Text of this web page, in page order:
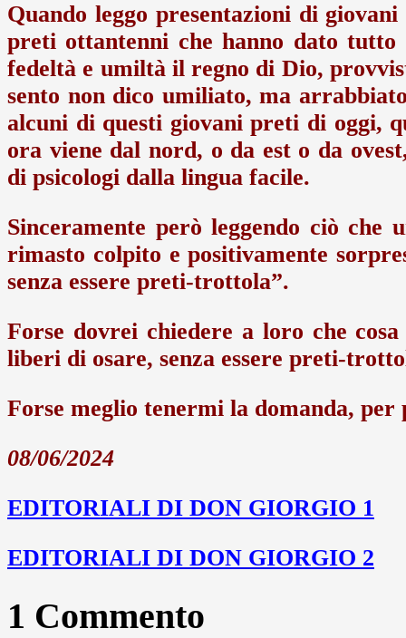
Quando leggo presentazioni di
preti ottantenni che hanno dato
fedeltà e umiltà il regno di Dio,
sento non dico umiliato, ma
alcuni di questi giovani preti di oggi,
ora viene dal nord, o da est o da
di psicologi dalla lingua facile.
Sinceramente però leggendo ciò
rimasto colpito e positivamente
senza essere preti-trottola”.
Forse dovrei chiedere a loro che
liberi di osare, senza essere preti-
Forse meglio tenermi la domanda, per
08/06/2024
EDITORIALI DI DON GIORGIO 1
EDITORIALI DI DON GIORGIO 2
1 Commento